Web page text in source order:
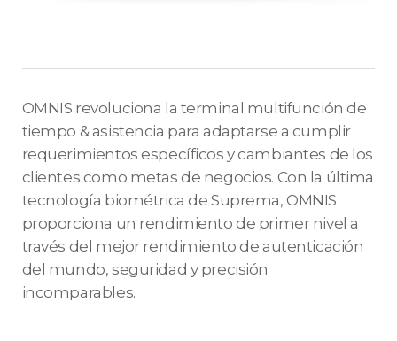
OMNIS revoluciona la terminal multifunción de
tiempo & asistencia para adaptarse a cumplir
requerimientos específicos y cambiantes de los
clientes como metas de negocios. Con la última
tecnología biométrica de Suprema, OMNIS
proporciona un rendimiento de primer nivel a
través del mejor rendimiento de autenticación
del mundo, seguridad y precisión
incomparables.